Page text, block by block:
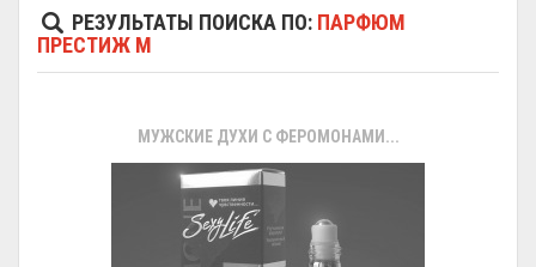
РЕЗУЛЬТАТЫ ПОИСКА ПО: ПАРФЮМ
ПРЕСТИЖ М
МУЖСКИЕ ДУХИ С ФЕРОМОНАМИ...